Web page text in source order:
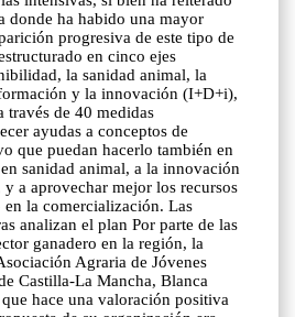
donde ha habido una mayor
progresiva de este tipo de
en cinco ejes
la sanidad animal, la
y la innovación (I+D+i),
través de 40 medidas
ayudas a conceptos de
que puedan hacerlo también en
sanidad animal, a la innovación
y a aprovechar mejor los recursos
la comercialización. Las
analizan el plan Por parte de las
ganadero en la región, la
Agraria de Jóvenes
Castilla-La Mancha, Blanca
hace una valoración positiva